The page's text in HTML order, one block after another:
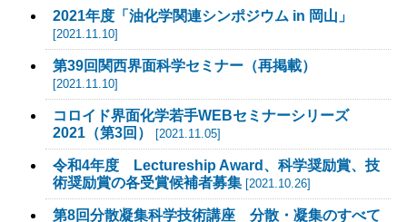
2021年度「油化学関連シンポジウム in 岡山」
[2021.11.10]
第39回関西界面科学セミナー（再掲載）
[2021.11.10]
コロイド界面化学若手WEBセミナーシリーズ
2021（第3回）
[2021.11.05]
令和4年度 Lectureship Award、科学奨励賞、技
術奨励賞の各受賞候補者募集[2021.10.26]
第8回分散凝集科学技術講座 分散・凝集のすべて